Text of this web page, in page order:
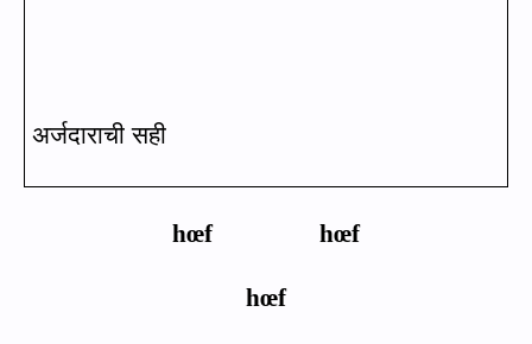
अर्जदाराची सही
hœf hœf
hœf